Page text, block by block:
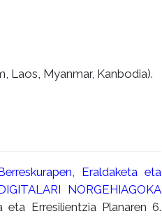
Laos, Myanmar, Kanbodia).
Eraldaketa eta
NORGEHIAGOKA
eta Erresilientzia Planaren 6.